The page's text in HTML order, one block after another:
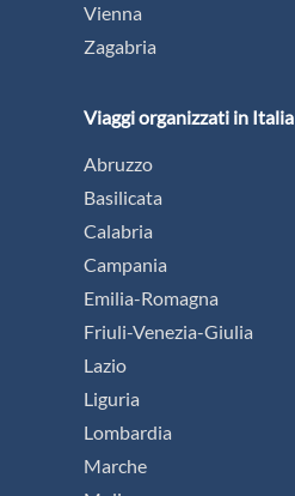
Vienna
Zagabria
Viaggi organizzati in Italia
Abruzzo
Basilicata
Calabria
Campania
Emilia-Romagna
Friuli-Venezia-Giulia
Lazio
Liguria
Lombardia
Marche